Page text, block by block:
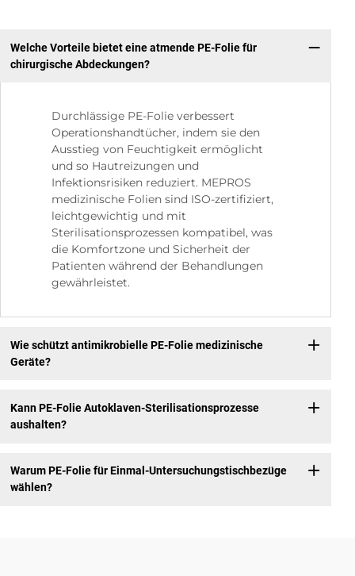
Welche Vorteile bietet eine atmende PE-Folie für
chirurgische Abdeckungen?
Durchlässige PE-Folie verbessert
Operationshandtücher, indem sie den
Ausstieg von Feuchtigkeit ermöglicht
und so Hautreizungen und
Infektionsrisiken reduziert. MEPROS
medizinische Folien sind ISO-zertifiziert,
leichtgewichtig und mit
Sterilisationsprozessen kompatibel, was
die Komfortzone und Sicherheit der
Patienten während der Behandlungen
gewährleistet.
Wie schützt antimikrobielle PE-Folie medizinische
Geräte?
Kann PE-Folie Autoklaven-Sterilisationsprozesse
aushalten?
Warum PE-Folie für Einmal-Untersuchungstischbezüge
wählen?